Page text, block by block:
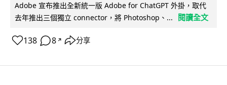
Adobe 宣布推出全新統一版 Adobe for ChatGPT 外掛，取代
去年推出三個獨立 connector，將 Photoshop、...
閱讀全文
138 8 ↗ 分享